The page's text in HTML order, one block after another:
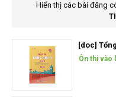
Hiển thị các bài đăng
[doc]
Ôn thi vào